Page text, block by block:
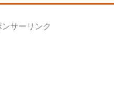
ンサーリンク